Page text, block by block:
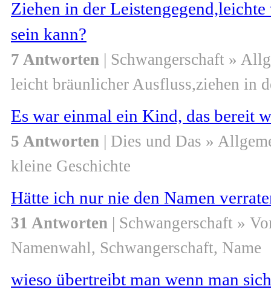
Ziehen in der
sein kann?
7 Antworten | Schwangerschaft »
leicht bräunlicher Ausfluss,ziehen in
Es war einmal ein Kind, das bereit
5 Antworten | Dies und Das »
kleine Geschichte
Hätte ich nur nie den Namen
31 Antworten | Schwangerschaft »
Namenwahl, Schwangerschaft, Name
wieso übertreibt man wenn man